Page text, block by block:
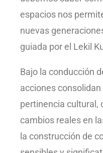
espacios nos
nuevas
guiada por el Lekil
Bajo la conducción
acciones
pertinencia cultural,
cambios reales en
la construcción de